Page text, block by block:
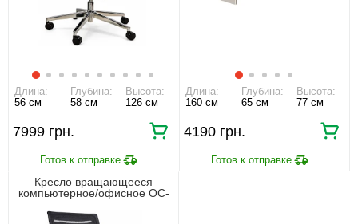
Длина:
56 см
Глубина:
58 см
Высота:
126 см
7999 грн.
Длина:
160 см
Глубина:
65 см
Высота:
77 см
4190 грн.
Кресло вращающееся
компьютерное/офисное OC-